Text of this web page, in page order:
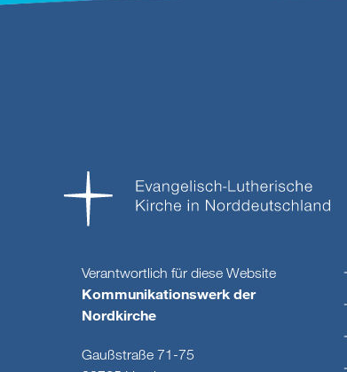
Verantwortlich für diese Website
Kommunikationswerk der
Nordkirche
Gaußstraße 71-75